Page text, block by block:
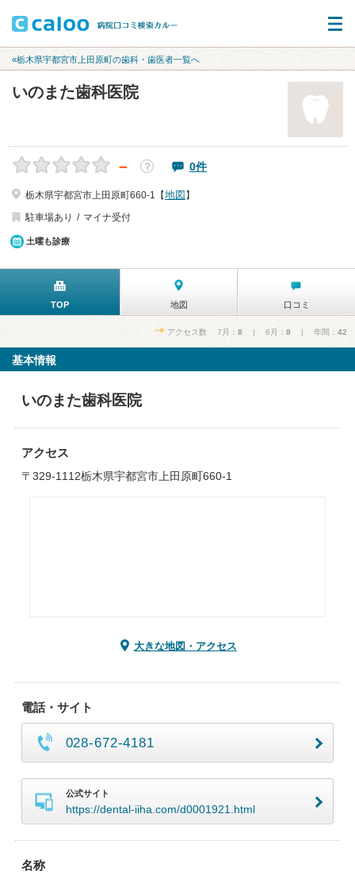
«栃木県宇都宮市上田原町の歯科・歯医者一覧へ
いのまた歯科医院
－ ？ 0件
栃木県宇都宮市上田原町660-1【地図 】
駐車場あり
マイナ受付
土曜も診療
TOP 地図 口コミ
アクセス数 7月： 8 | 6月： 8 | 年間： 42
基本情報
いのまた歯科医院
アクセス
〒329-1112栃木県宇都宮市上田原町660-1
大きな地図・アクセス
電話・サイト
028-672-4181
公式サイト
https://dental-iiha.com/d0001921.html
名称